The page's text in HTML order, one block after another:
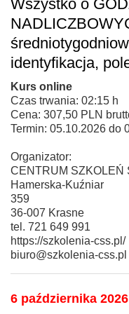
Wszystko o
identyfikacja,
Kurs online
Czas trwania: 02:15 h
Cena: 307,50 PLN
Termin: 05.10.2026 do
Organizator:
CENTRUM SZKOLEŃ
Hamerska-Kuźniar
359
36-007 Krasne
tel. 721 649 991
https://szkolenia-css.pl/
biuro@szkolenia-css.pl
6 października